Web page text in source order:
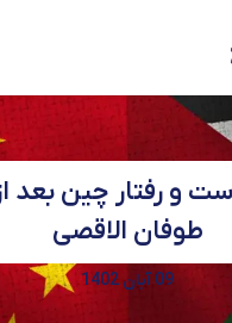
و رفتار چین بعد
طوفان الاقصی
09 آبان 1402